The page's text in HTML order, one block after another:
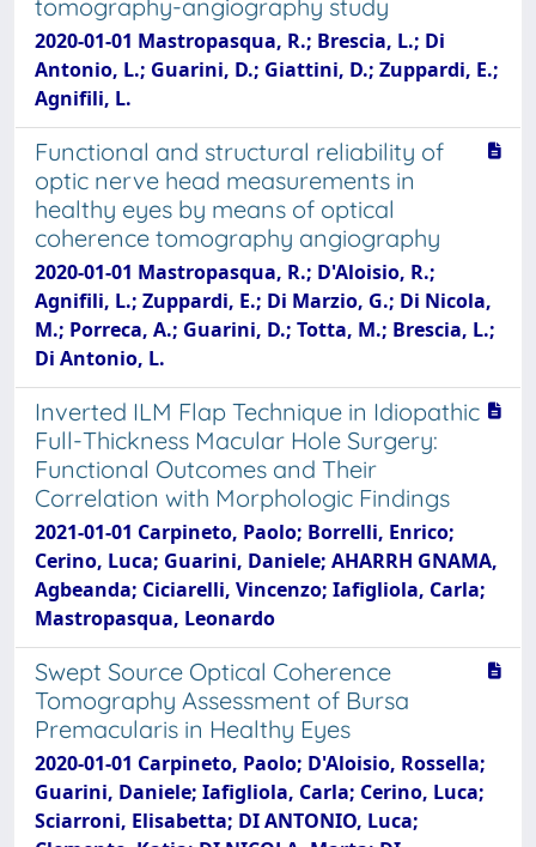
tomography-angiography study
2020-01-01 Mastropasqua, R.; Brescia, L.; Di
Antonio, L.; Guarini, D.; Giattini, D.; Zuppardi, E.;
Agnifili, L.
Functional and structural reliability of
optic nerve head measurements in
healthy eyes by means of optical
coherence tomography angiography
2020-01-01 Mastropasqua, R.; D'Aloisio, R.;
Agnifili, L.; Zuppardi, E.; Di Marzio, G.; Di Nicola,
M.; Porreca, A.; Guarini, D.; Totta, M.; Brescia, L.;
Di Antonio, L.
Inverted ILM Flap Technique in Idiopathic
Full-Thickness Macular Hole Surgery:
Functional Outcomes and Their
Correlation with Morphologic Findings
2021-01-01 Carpineto, Paolo; Borrelli, Enrico;
Cerino, Luca; Guarini, Daniele; AHARRH GNAMA,
Agbeanda; Ciciarelli, Vincenzo; Iafigliola, Carla;
Mastropasqua, Leonardo
Swept Source Optical Coherence
Tomography Assessment of Bursa
Premacularis in Healthy Eyes
2020-01-01 Carpineto, Paolo; D'Aloisio, Rossella;
Guarini, Daniele; Iafigliola, Carla; Cerino, Luca;
Sciarroni, Elisabetta; DI ANTONIO, Luca;